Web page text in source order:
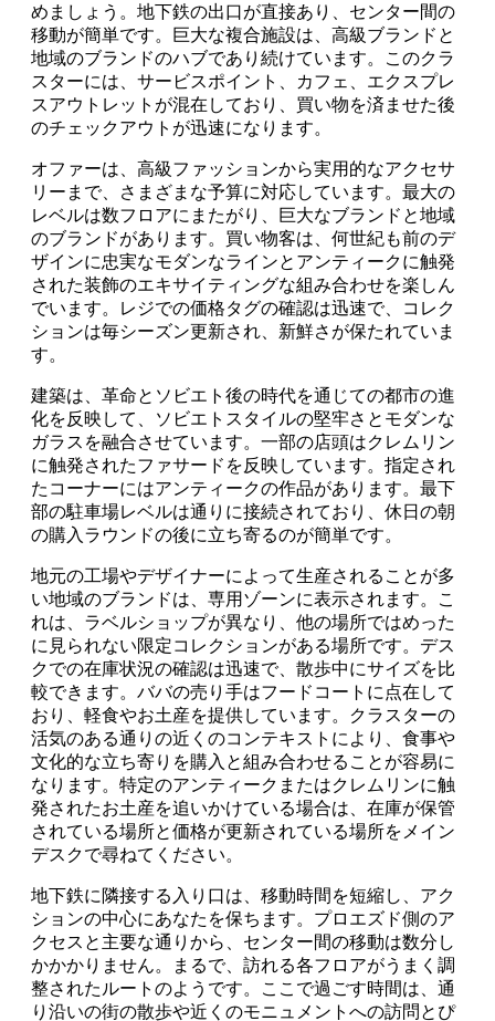
めましょう。地下鉄の出口が直接あり、センター間の
移動が簡単です。巨大な複合施設は、高級ブランドと
地域のブランドのハブであり続けています。このクラ
スターには、サービスポイント、カフェ、エクスプレ
スアウトレットが混在しており、買い物を済ませた後
のチェックアウトが迅速になります。
オファーは、高級ファッションから実用的なアクセサ
リーまで、さまざまな予算に対応しています。最大の
レベルは数フロアにまたがり、巨大なブランドと地域
のブランドがあります。買い物客は、何世紀も前のデ
ザインに忠実なモダンなラインとアンティークに触発
された装飾のエキサイティングな組み合わせを楽しん
でいます。レジでの価格タグの確認は迅速で、コレク
ションは毎シーズン更新され、新鮮さが保たれていま
す。
建築は、革命とソビエト後の時代を通じての都市の進
化を反映して、ソビエトスタイルの堅牢さとモダンな
ガラスを融合させています。一部の店頭はクレムリン
に触発されたファサードを反映しています。指定され
たコーナーにはアンティークの作品があります。最下
部の駐車場レベルは通りに接続されており、休日の朝
の購入ラウンドの後に立ち寄るのが簡単です。
地元の工場やデザイナーによって生産されることが多
い地域のブランドは、専用ゾーンに表示されます。こ
れは、ラベルショップが異なり、他の場所ではめった
に見られない限定コレクションがある場所です。デス
クでの在庫状況の確認は迅速で、散歩中にサイズを比
較できます。ババの売り手はフードコートに点在して
おり、軽食やお土産を提供しています。クラスターの
活気のある通りの近くのコンテキストにより、食事や
文化的な立ち寄りを購入と組み合わせることが容易に
なります。特定のアンティークまたはクレムリンに触
発されたお土産を追いかけている場合は、在庫が保管
されている場所と価格が更新されている場所をメイン
デスクで尋ねてください。
地下鉄に隣接する入り口は、移動時間を短縮し、アク
ションの中心にあなたを保ちます。プロエズド側のア
クセスと主要な通りから、センター間の移動は数分し
かかかりません。まるで、訪れる各フロアがうまく調
整されたルートのようです。ここで過ごす時間は、通
り沿いの街の散歩や近くのモニュメントへの訪問とぴ